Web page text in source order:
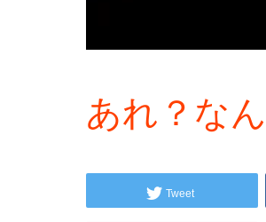
あれ？な
Tweet